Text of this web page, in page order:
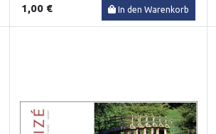
1,00 € In den Warenkorb